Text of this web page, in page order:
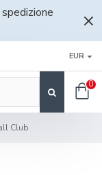
EUR
0
Club